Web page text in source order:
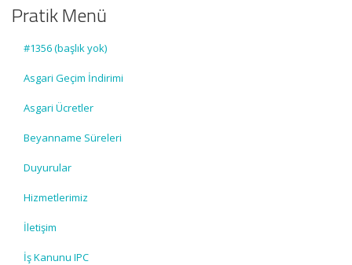
Pratik Menü
#1356 (başlık yok)
Asgari Geçim İndirimi
Asgari Ücretler
Beyanname Süreleri
Duyurular
Hizmetlerimiz
İletişim
İş Kanunu IPC